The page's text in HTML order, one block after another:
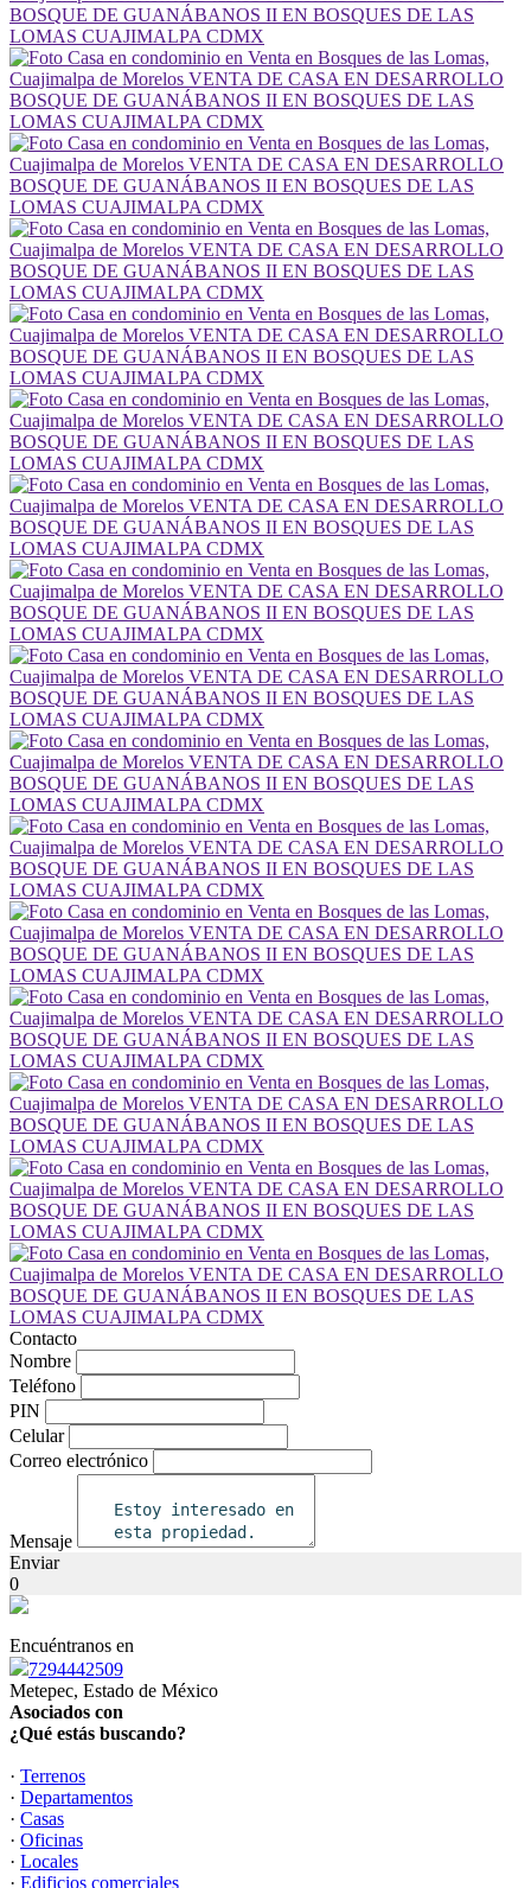
Contacto
Nombre
Teléfono
PIN
Celular
Correo electrónico
Mensaje
Enviar
0
Encuéntranos en
7294442509
Metepec, Estado de México
Asociados con
¿Qué estás buscando?
· Terrenos
· Departamentos
· Casas
· Oficinas
· Locales
· Edificios comerciales